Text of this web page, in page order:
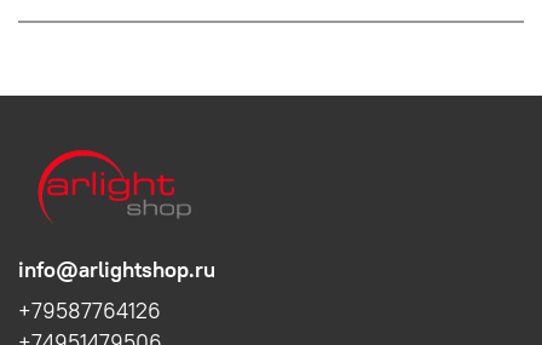
info@arlightshop.ru
+79587764126